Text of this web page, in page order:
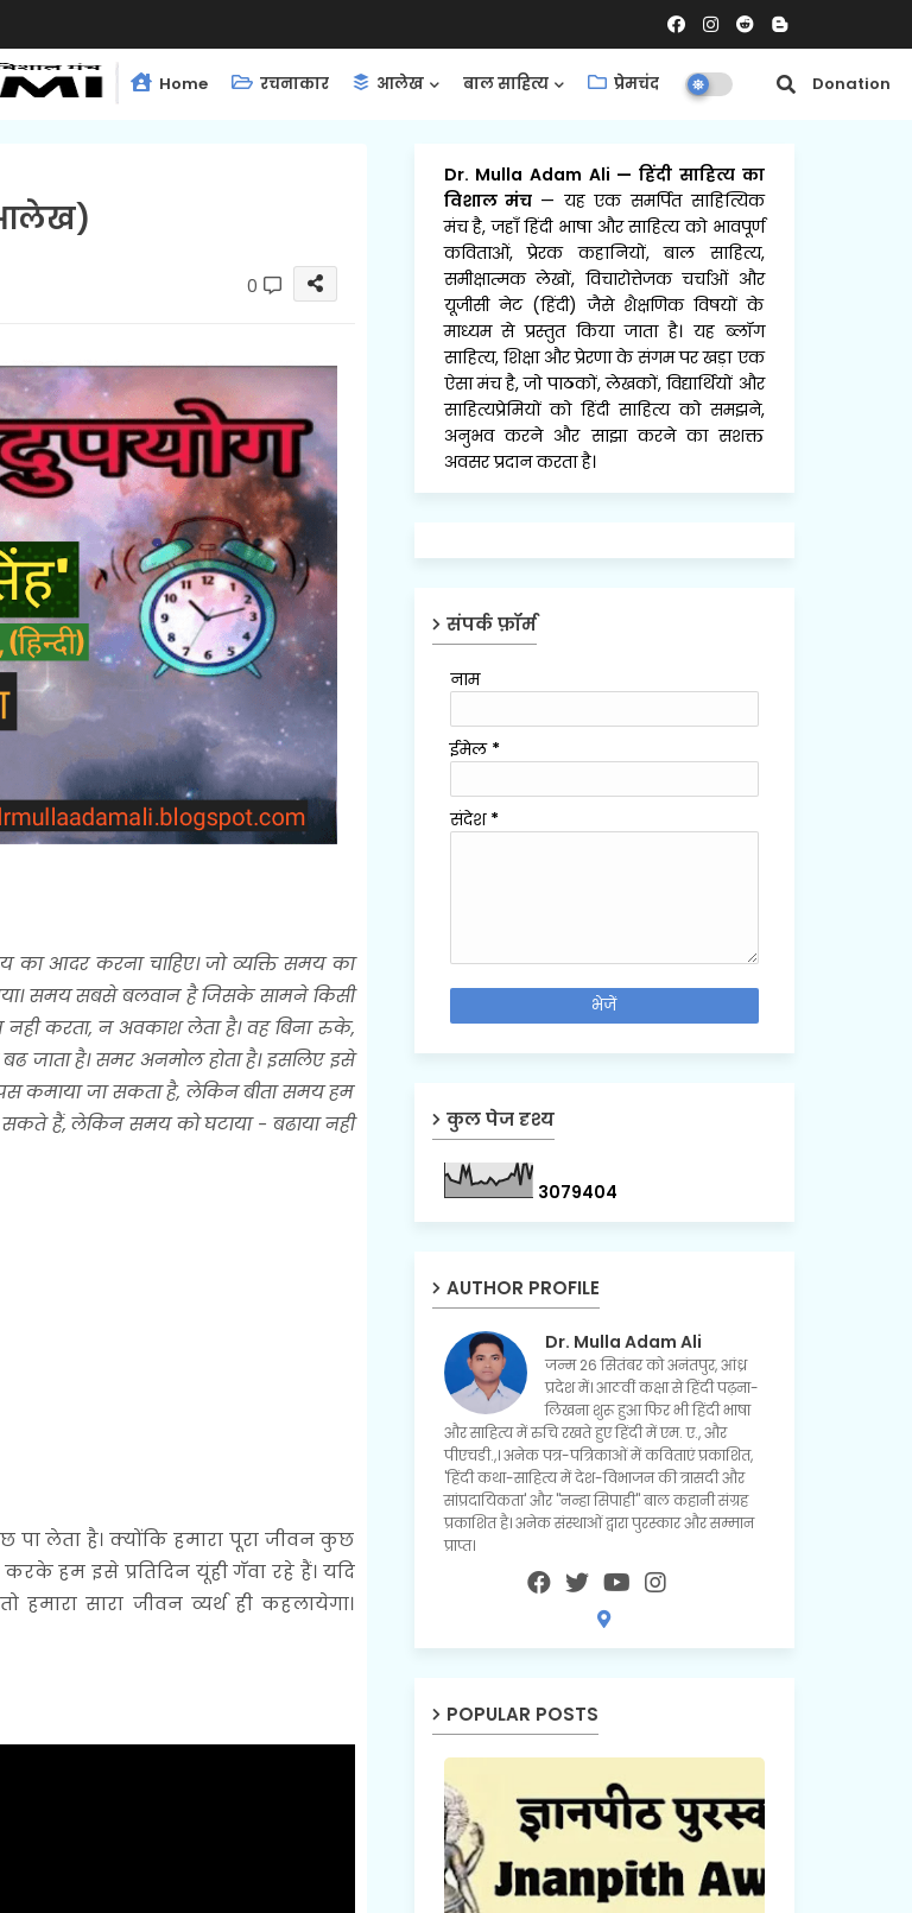
Home रचनाकार आलेख बाल साहित्य प्रेमचंद समीक्षाएँ Donation
0
का आदर करना चाहिए। जो व्यक्ति समय का
समय सबसे बलवान है जिसके सामने किसी
नही करता, न अवकाश लेता है। वह बिना रुके,
जाता है। समर अनमोल होता है। इसलिए इसे
कमाया जा सकता है, लेकिन बीता समय हम
हैं, लेकिन समय को घटाया - बढाया नही
लेता है। क्योंकि हमारा पूरा जीवन कुछ
हम इसे प्रतिदिन यूंही गॅवा रहे हैं। यदि
सारा जीवन व्यर्थ ही कहलायेगा।
Dr. Mulla Adam Ali —हिंदी साहित्य का
विशाल मंच — यह एक समर्पित साहित्यिक
मंच है, जहाँ हिंदी भाषा और साहित्य को भावपूर्ण
कविताओं, प्रेरक कहानियों, बाल साहित्य,
समीक्षात्मक लेखों, विचारोत्तेजक चर्चाओं और
यूजीसी नेट (हिंदी) जैसे शैक्षणिक विषयों के
माध्यम से प्रस्तुत किया जाता है। यह ब्लॉग
साहित्य, शिक्षा और प्रेरणा के संगम पर खड़ा एक
ऐसा मंच है, जो पाठकों, लेखकों, विद्यार्थियों और
साहित्यप्रेमियों को हिंदी साहित्य को समझने,
अनुभव करने और साझा करने का सशक्त
अवसर प्रदान करता है।
संपर्क फ़ॉर्म
नाम
ईमेल *
संदेश *
कुल पेज दृश्य
3079404
AUTHOR PROFILE
Dr. Mulla Adam Ali
जन्म 26 सितंबर को अनंतपुर, आंध्र
प्रदेश में। आठवीं कक्षा से हिंदी पढ़ना-
लिखना शुरू हुआ फिर भी हिंदी भाषा
और साहित्य में रुचि रखते हुए हिंदी में एम. ए., और
पीएचडी.,। अनेक पत्र-पत्रिकाओं में कविताएं प्रकाशित,
'हिंदी कथा-साहित्य में देश-विभाजन की त्रासदी और
सांप्रदायिकता' और "नन्हा सिपाही" बाल कहानी संग्रह
प्रकाशित है। अनेक संस्थाओं द्वारा पुरस्कार और सम्मान
प्राप्त।
POPULAR POSTS